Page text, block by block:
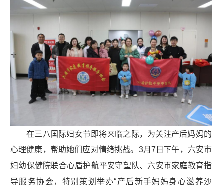
在三八国际妇女节即将来临之际，为关注产后妈妈的
心理健康，帮助她们应对情绪挑战。3月7日下午，六安市
妇幼保健院联合心盾护航平安守望队、六安市家庭教育指
导服务协会，特别策划举办“产后新手妈妈身心滋养沙